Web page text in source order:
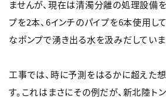
ませんが、現在は清濁分離の処理設備
プを2本、6インチのパイプを6本使用し
なポンプで湧き出る水を汲みだしていま
工事では、時に予測をはるかに超えた
す。これはまさにその例だが、新北陸